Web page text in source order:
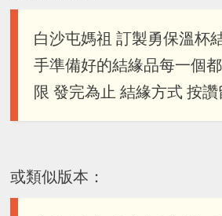
白沙屯媽祖 訂製勇保溫杯
手準備好的結緣品每一個
限 發完為止 結緣方式 按
或類似版本：